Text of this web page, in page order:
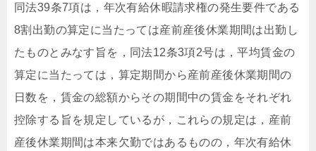
同法39条7項は，年次有給休暇請求権の発生要件である
8割出勤の算定に当たっては産前産後休業期間は出勤し
たものとみなす旨を，同法12条3項2号は，平均賃金の
算定に当たっては，算定期間から産前産後休業期間の
日数を，賃金の総額からその期間中の賃金をそれぞれ
控除する旨を規定しているが，これらの規定は，産前
産後休業期間は本来欠勤ではあるものの，年次有給休